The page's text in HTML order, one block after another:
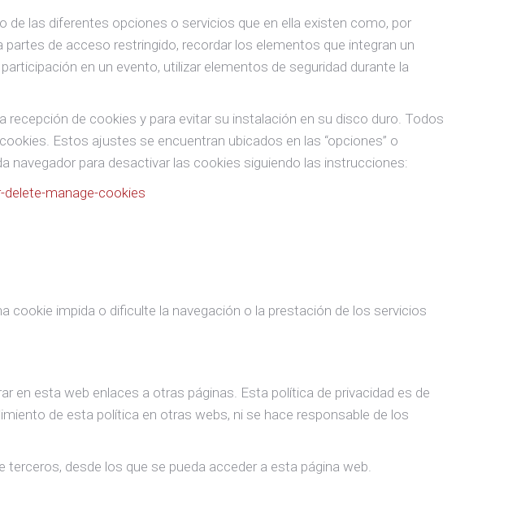
de las diferentes opciones o servicios que en ella existen como, por
de acceso restringido, recordar los elementos que integran un
en un evento, utilizar elementos de seguridad durante la
recepción de cookies y para evitar su instalación en su disco duro. Todos
Estos ajustes se encuentran ubicados en las “opciones” o
navegador para desactivar las cookies siguiendo las instrucciones:
manage-cookies
cookie impida o dificulte la navegación o la prestación de los servicios
en esta web enlaces a otras páginas. Esta política de privacidad es de
de esta política en otras webs, ni se hace responsable de los
desde los que se pueda acceder a esta página web.